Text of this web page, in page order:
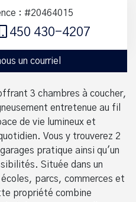
: #20464015
450 430-4207
un courriel
3 chambres à coucher,
entretenue au fil
de vie lumineux et
Vous y trouverez 2
pratique ainsi qu'un
Située dans un
parcs, commerces et
propriété combine